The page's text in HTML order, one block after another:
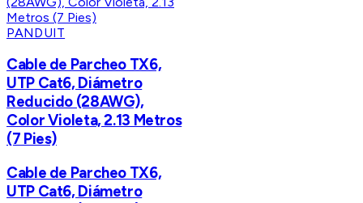
PANDUIT
Cable de Parcheo TX6,
UTP Cat6, Diámetro
Reducido (28AWG),
Color Violeta, 2.13 Metros
(7 Pies)
Cable de Parcheo TX6,
UTP Cat6, Diámetro